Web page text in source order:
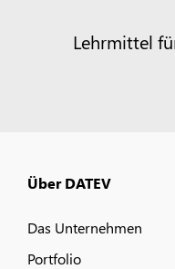
Lehrmittel
Über DATEV
Das Unternehmen
Portfolio